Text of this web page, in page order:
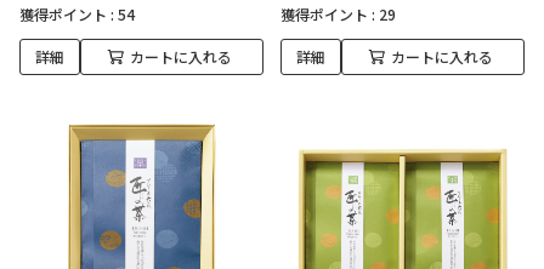
獲得ポイント : 54
詳細 カートに入れる
獲得ポイント : 29
詳細 カートに入れる